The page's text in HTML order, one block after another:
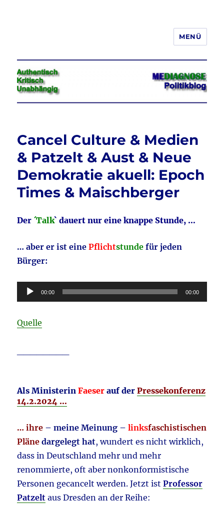
Jeder hat das Recht, seine
Meinung in Wort, Schrift und Bild
frei zu äußern und zu verbreiten
MENÜ
Cancel Culture & Medien
& Patzelt & Aust & Neue
Demokratie akuell: Epoch
Times & Maischberger
Der ´Talk` dauert nur eine knappe Stunde, …
… aber er ist einePflichtstunde für jeden
Bürger:
Audio-
Player
00:00 00:00
Quelle
Als Ministerin Faeser auf derPressekonferenz
14.2.2024 …
… ihre – meine Meinung –linksfaschistischen
Pläne dargelegt hat, wundert es nicht wirklich,
dass in Deutschland mehr und mehr
renommierte, oft aber nonkonformistische
Personen gecancelt werden. Jetzt istProfessor
Patzelt aus Dresden an der Reihe: